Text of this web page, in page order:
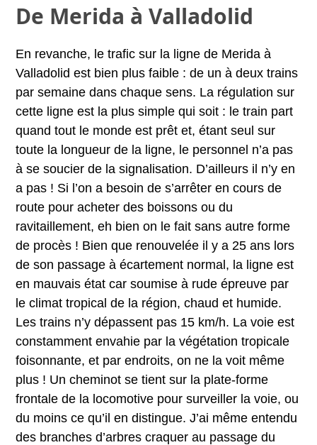
De Merida à Valladolid
En revanche, le trafic sur la ligne de Merida à
Valladolid est bien plus faible : de un à deux trains
par semaine dans chaque sens. La régulation sur
cette ligne est la plus simple qui soit : le train part
quand tout le monde est prêt et, étant seul sur
toute la longueur de la ligne, le personnel n’a pas
à se soucier de la signalisation. D’ailleurs il n’y en
a pas ! Si l’on a besoin de s’arrêter en cours de
route pour acheter des boissons ou du
ravitaillement, eh bien on le fait sans autre forme
de procès ! Bien que renouvelée il y a 25 ans lors
de son passage à écartement normal, la ligne est
en mauvais état car soumise à rude épreuve par
le climat tropical de la région, chaud et humide.
Les trains n’y dépassent pas 15 km/h. La voie est
constamment envahie par la végétation tropicale
foisonnante, et par endroits, on ne la voit même
plus ! Un cheminot se tient sur la plate-forme
frontale de la locomotive pour surveiller la voie, ou
du moins ce qu’il en distingue. J’ai même entendu
des branches d’arbres craquer au passage du